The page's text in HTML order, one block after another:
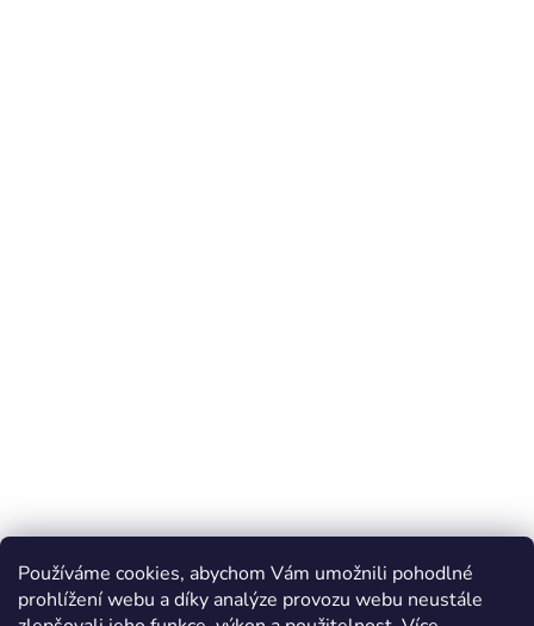
Používáme cookies, abychom Vám umožnili pohodlné
prohlížení webu a díky analýze provozu webu neustále